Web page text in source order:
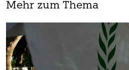
Mehr zum Thema